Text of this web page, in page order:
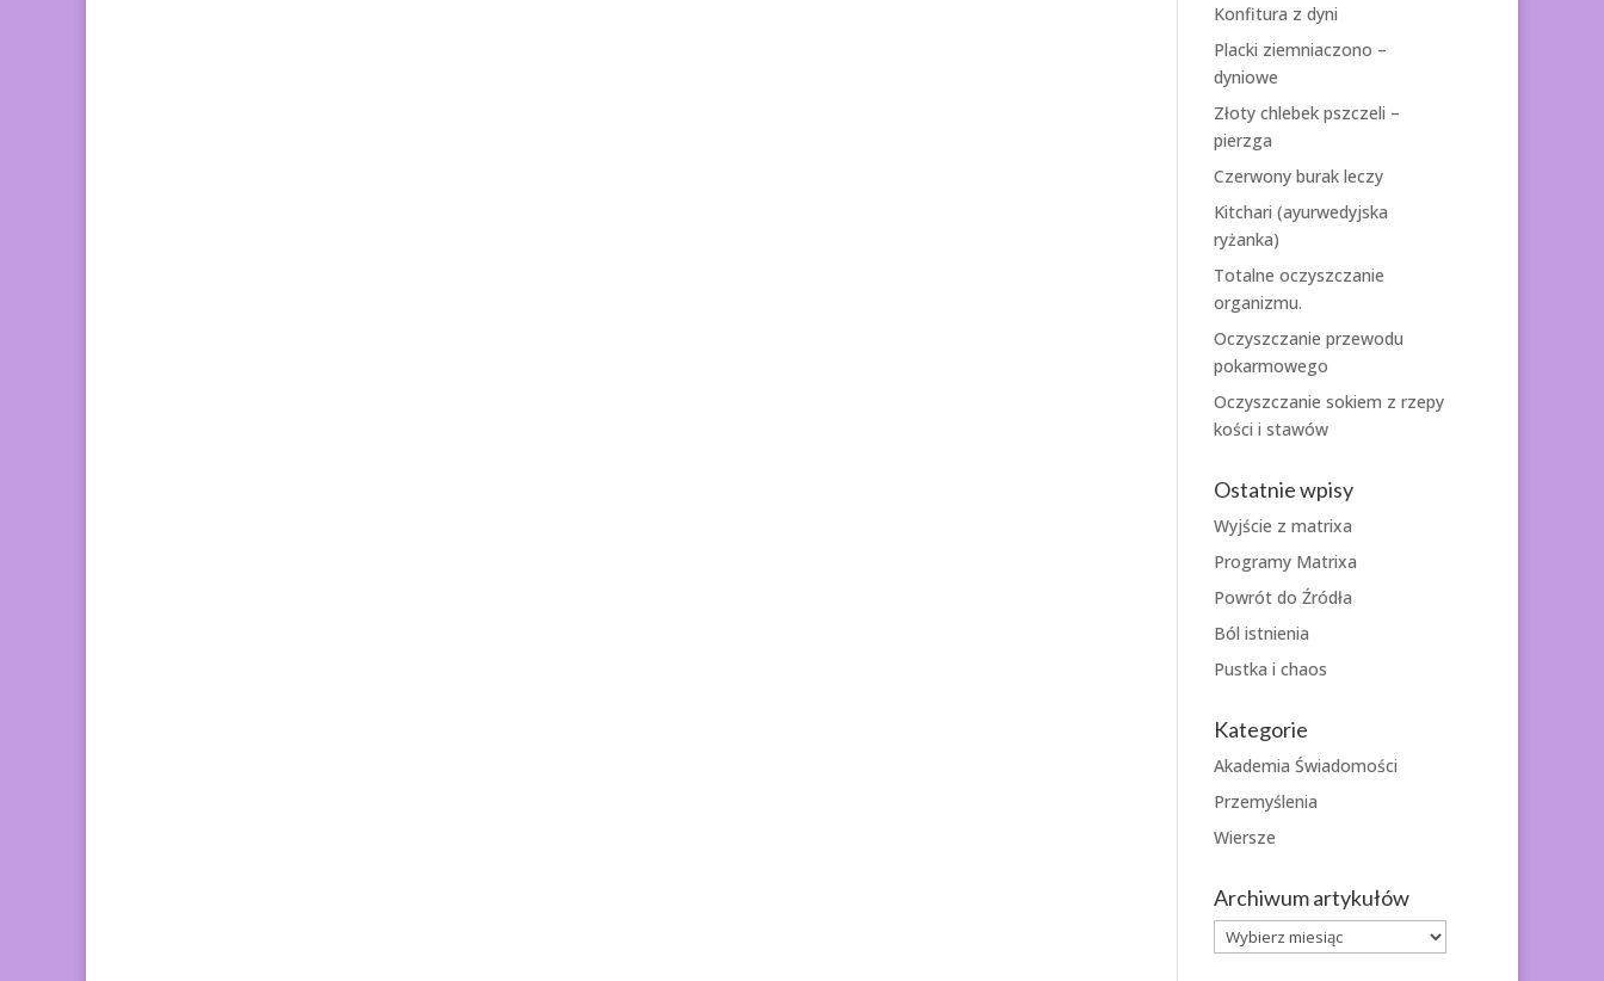
Konfitura z dyni
Placki ziemniaczono –
dyniowe
Złoty chlebek pszczeli –
pierzga
Czerwony burak leczy
Kitchari (ayurwedyjska
ryżanka)
Totalne oczyszczanie
organizmu.
Oczyszczanie przewodu
pokarmowego
Oczyszczanie sokiem z rzepy
kości i stawów
Ostatnie wpisy
Wyjście z matrixa
Programy Matrixa
Powrót do Źródła
Ból istnienia
Pustka i chaos
Kategorie
Akademia Świadomości
Przemyślenia
Wiersze
Archiwum artykułów
Archiwum
artykułów